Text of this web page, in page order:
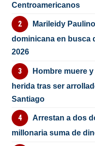
Centroamericanos
Marileidy
dominicana en busca
2026
Hombre muere
herida tras ser
Santiago
Arrestan a dos
millonaria suma de